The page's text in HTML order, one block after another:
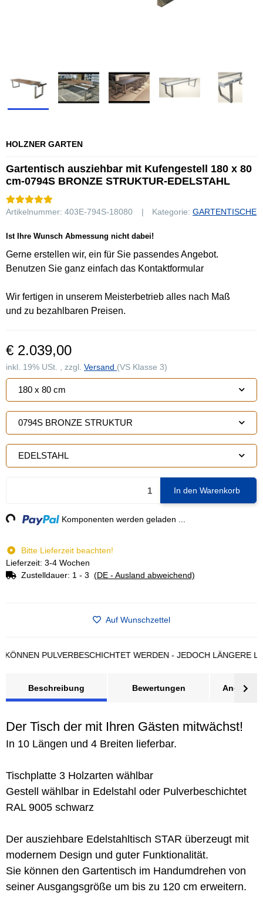
HOLZNER GARTEN
Gartentisch ausziehbar mit Kufengestell 180 x 80
cm-0794S BRONZE STRUKTUR-EDELSTAHL
Artikelnummer: 403E-794S-18080 Kategorie: GARTENTISCHE
Ist Ihre Wunsch Abmessung nicht dabei!
Gerne erstellen wir, ein für Sie passendes Angebot.
Benutzen Sie ganz einfach das Kontaktformular
Wir fertigen in unserem Meisterbetrieb alles nach Maß
und zu bezahlbaren Preisen.
€ 2.039,00
inkl. 19% USt. , zzgl. Versand (VS Klasse 3)
180 x 80 cm
0794S BRONZE STRUKTUR
EDELSTAHL
In den Warenkorb
Komponenten werden geladen ...
Bitte Lieferzeit beachten!
Lieferzeit: 3-4 Wochen
Zustelldauer: 1 - 3 (DE - Ausland abweichend)
Auf Wunschzettel
PULVERBESCHICHTET WERDEN - JEDOCH LÄNGERE
Beschreibung Bewertungen Angebot
Der Tisch der mit Ihren Gästen mitwächst!
In 10 Längen und 4 Breiten lieferbar.
Tischplatte 3 Holzarten wählbar
Gestell wählbar in Edelstahl oder Pulverbeschichtet
RAL 9005 schwarz
Der ausziehbare Edelstahltisch STAR überzeugt mit
modernem Design und guter Funktionalität.
Sie können den Gartentisch im Handumdrehen von
seiner Ausgangsgröße um bis zu 120 cm erweitern.